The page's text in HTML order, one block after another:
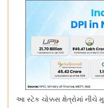
આ સ્ટેક ચોક્કસ ક્ષેત્રોમાં નીચે